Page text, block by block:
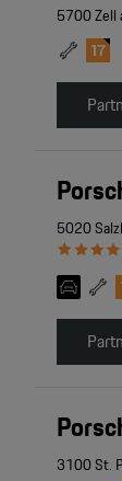
5700 Zell
5020
3100 St.